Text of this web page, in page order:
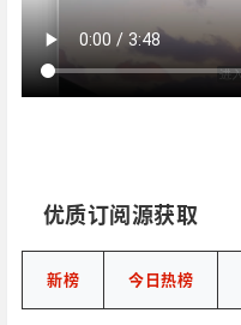
‎‎‎‎‎‎‎ㅤ优质订阅源获取
新榜 今日热榜